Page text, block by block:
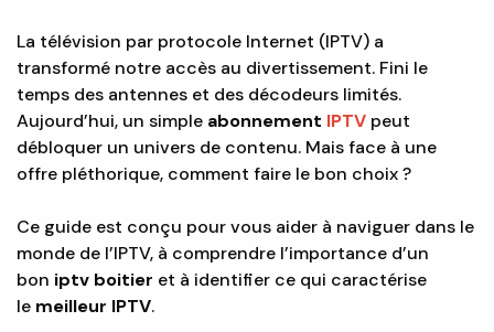
La télévision par protocole Internet (IPTV) a
transformé notre accès au divertissement. Fini le
temps des antennes et des décodeurs limités.
Aujourd’hui, un simple abonnement IPTV peut
débloquer un univers de contenu. Mais face à une
offre pléthorique, comment faire le bon choix ?
Ce guide est conçu pour vous aider à naviguer dans le
monde de l’IPTV, à comprendre l’importance d’un
bon iptv boitier et à identifier ce qui caractérise
le meilleur IPTV.